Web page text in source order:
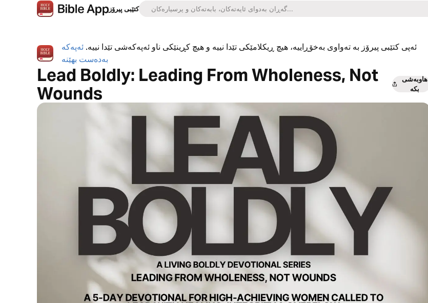
کتێبی پیرۆز
ئەپی کتێبی پیرۆز بە تەواوی بەخۆڕاییە، هیچ ڕیکلامێکی تێدا نییە و هیچ کڕینێکی ناو ئەپەکەشی تێدا نییە. ئەپەکە
بەدەست بهێنە
Lead Boldly: Leading From Wholeness, Not
Wounds
هاوبەشی
بکە